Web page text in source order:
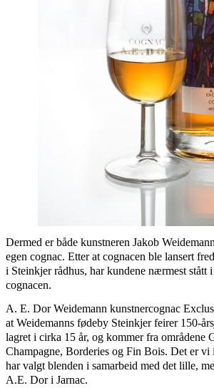
Dermed er både kunstneren Jakob
egen cognac. Etter at cognacen ble lansert
i Steinkjer rådhus, har kundene nærmest
cognacen.
A. E. Dor Weidemann kunstnercognac
at Weidemanns fødeby Steinkjer feirer 150-
lagret i cirka 15 år, og kommer fra områdene
Champagne, Borderies og Fin Bois. Det er
har valgt blenden i samarbeid med det lille,
A.E. Dor i Jarnac.